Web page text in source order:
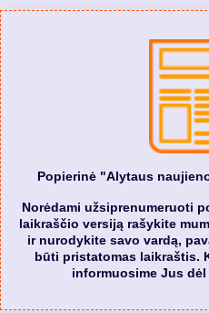
Popierinė "Alytaus
Norėdami užsiprenumeruoti
laikraščio versiją rašykite
ir nurodykite savo vardą,
būti pristatomas laikraštis.
informuosime Jus